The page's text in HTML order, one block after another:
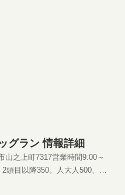
グラン 情報詳細
山之上町7317営業時間9:00～
頭目以降350。人大人500、